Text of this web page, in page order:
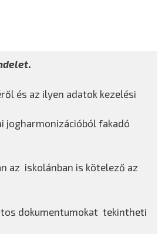
.
és az ilyen adatok kezelési
jogharmonizációból fakadó
az iskolánban is kötelező az
dokumentumokat tekintheti